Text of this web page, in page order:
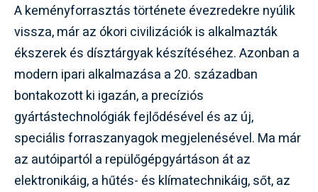
A keményforrasztás története évezredekre nyúlik
vissza, már az ókori civilizációk is alkalmazták
ékszerek és dísztárgyak készítéséhez. Azonban a
modern ipari alkalmazása a 20. században
bontakozott ki igazán, a precíziós
gyártástechnológiák fejlődésével és az új,
speciális forraszanyagok megjelenésével. Ma már
az autóipartól a repülőgépgyártáson át az
elektronikáig, a hűtés- és klímatechnikáig, sőt, az